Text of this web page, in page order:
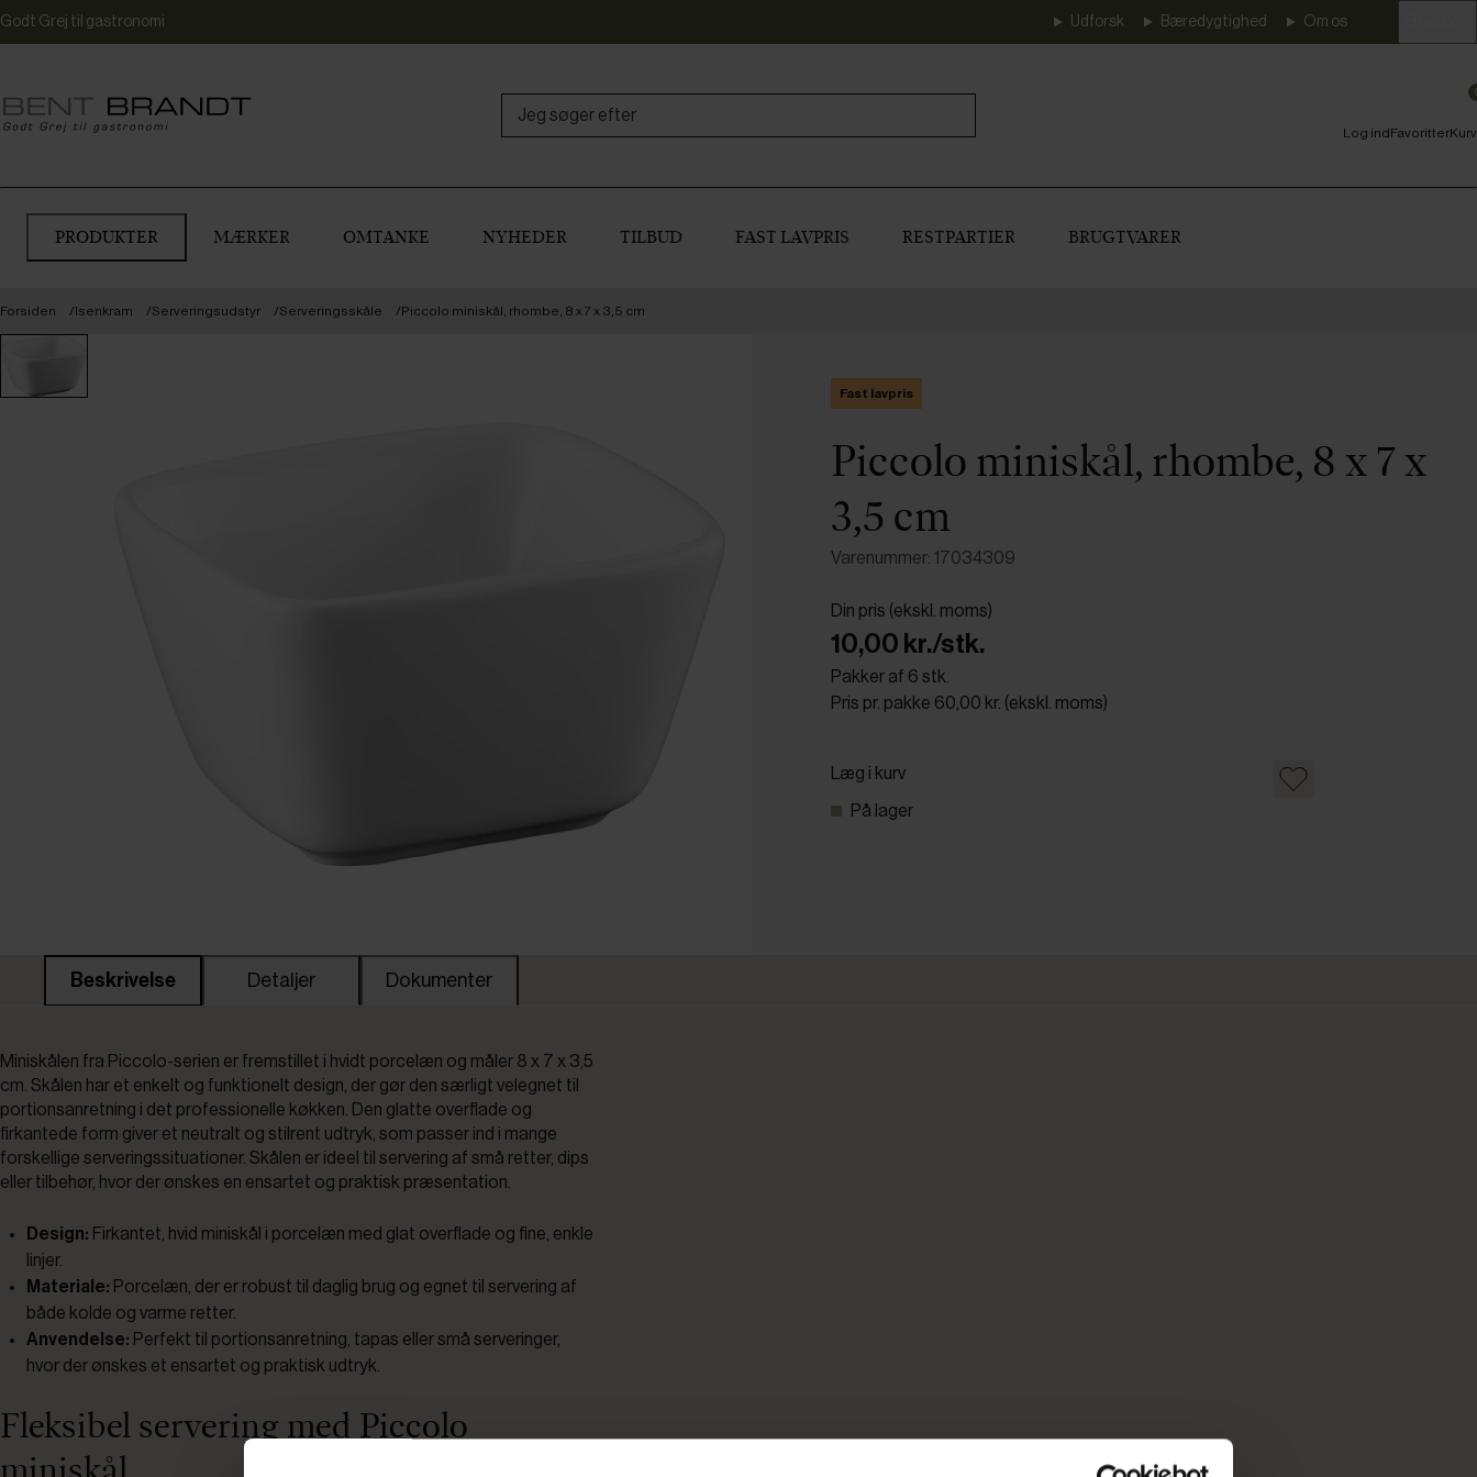
Godt Grej til gastronomi Udforsk Bæredygtighed Om os
Log indFavoritterKurv
PRODUKTER MÆRKER OMTANKE NYHEDER TILBUD FAST LAVPRIS RESTPARTIER BRUGTVARER
Forsiden Isenkram Serveringsudstyr Serveringsskåle Piccolo miniskål, rhombe, 8 x 7 x 3,5 cm
Fast lavpris
Piccolo miniskål, rhombe, 8 x 7 x
3,5 cm
Varenummer: 17034309
Din pris (ekskl. moms)
10,00 kr./stk.
Pakker af 6 stk.
Pris pr. pakke 60,00 kr. (ekskl. moms)
Læg i kurv
På lager
Beskrivelse Detaljer Dokumenter
Miniskålen fra Piccolo-serien er fremstillet i hvidt porcelæn og måler 8 x 7 x 3,5
cm. Skålen har et enkelt og funktionelt design, der gør den særligt velegnet til
portionsanretning i det professionelle køkken. Den glatte overflade og
firkantede form giver et neutralt og stilrent udtryk, som passer ind i mange
forskellige serveringssituationer. Skålen er ideel til servering af små retter, dips
eller tilbehør, hvor der ønskes en ensartet og praktisk præsentation.
Design: Firkantet, hvid miniskål i porcelæn med glat overflade og fine, enkle
linjer.
Materiale: Porcelæn, der er robust til daglig brug og egnet til servering af
både kolde og varme retter.
Anvendelse: Perfekt til portionsanretning, tapas eller små serveringer,
hvor der ønskes et ensartet og praktisk udtryk.
Fleksibel servering med Piccolo